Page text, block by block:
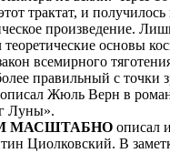
трактат, и
произведение.
основы
всемирного
правильный с точки
Жюль Верн в
Луны».
МАСШТАБНО описал
Циолковский. В